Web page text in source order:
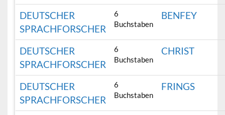
DEUTSCHER
SPRACHFORSCHER
6
Buchstaben
BENFEY
DEUTSCHER
SPRACHFORSCHER
6
Buchstaben
CHRIST
DEUTSCHER
SPRACHFORSCHER
6
Buchstaben
FRINGS